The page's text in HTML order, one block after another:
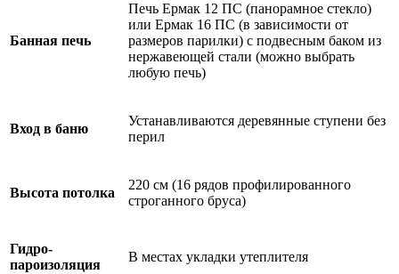
Банная печь
Печь Ермак 12 ПС (панорамное стекло)
или Ермак 16 ПС (в зависимости от
размеров парилки) с подвесным баком из
нержавеющей стали (можно выбрать
любую печь)
Вход в баню
Устанавливаются деревянные ступени без
перил
Высота потолка
220 см (16 рядов профилированного
строганного бруса)
Гидро-
пароизоляция
В местах укладки утеплителя